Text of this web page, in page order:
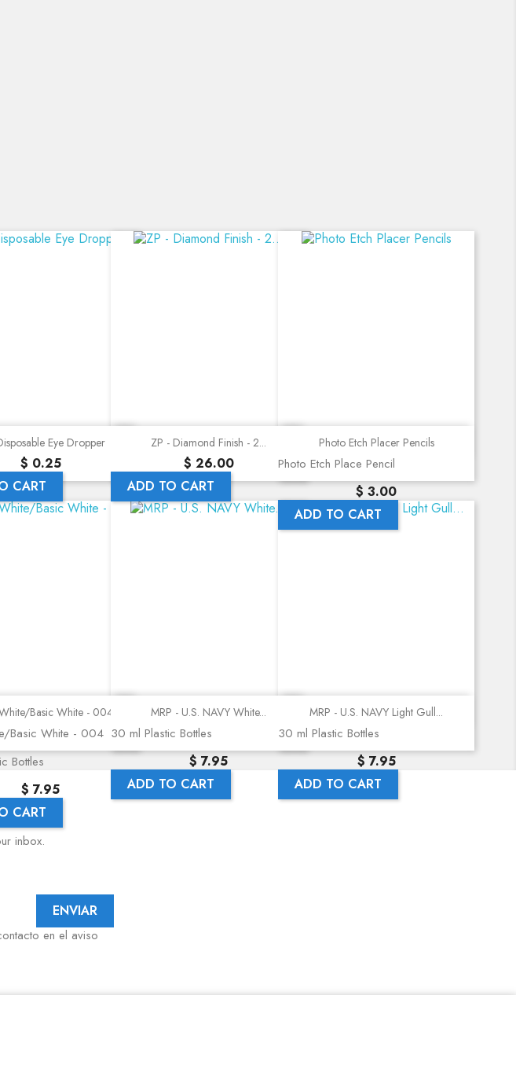
Quick viewEye Dropper
Precio
$ 0.25
CART
Quick view
ZP - Diamond Finish - 2...
Precio
$ 26.00
ADD TO CART
Quick view
Photo Etch Placer Pencils
Photo Etch Place Pencil
Precio
$ 3.00
ADD TO CART
Quick view
Basic White - 004
Basic White - 004
Bottles
Precio
$ 7.95
CART
Quick view
MRP - U.S. NAVY White...
30 ml Plastic Bottles
Precio
$ 7.95
ADD TO CART
Quick view
MRP - U.S. NAVY Light Gull...
30 ml Plastic Bottles
Precio
$ 7.95
ADD TO CART
inbox.
en el aviso